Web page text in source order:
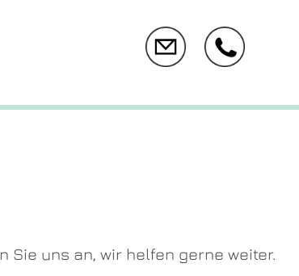
Sie uns an, wir helfen gerne weiter.